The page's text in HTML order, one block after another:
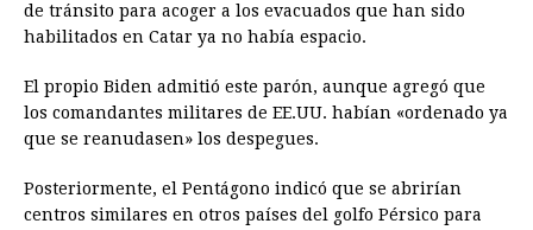
de tránsito para acoger a los evacuados que han sido
habilitados en Catar ya no había espacio.
El propio Biden admitió este parón, aunque agregó que
los comandantes militares de EE.UU. habían «ordenado ya
que se reanudasen» los despegues.
Posteriormente, el Pentágono indicó que se abrirían
centros similares en otros países del golfo Pérsico para